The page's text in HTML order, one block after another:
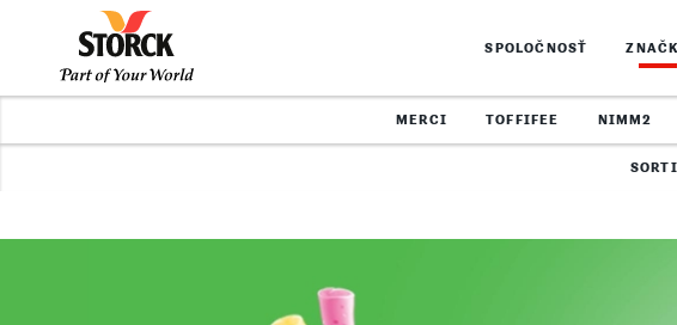
SPOLOČNOSŤ
MERCI TOFFIFEE NIMM2